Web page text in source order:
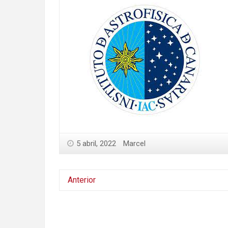
5 abril, 2022 Marcel
Anterior